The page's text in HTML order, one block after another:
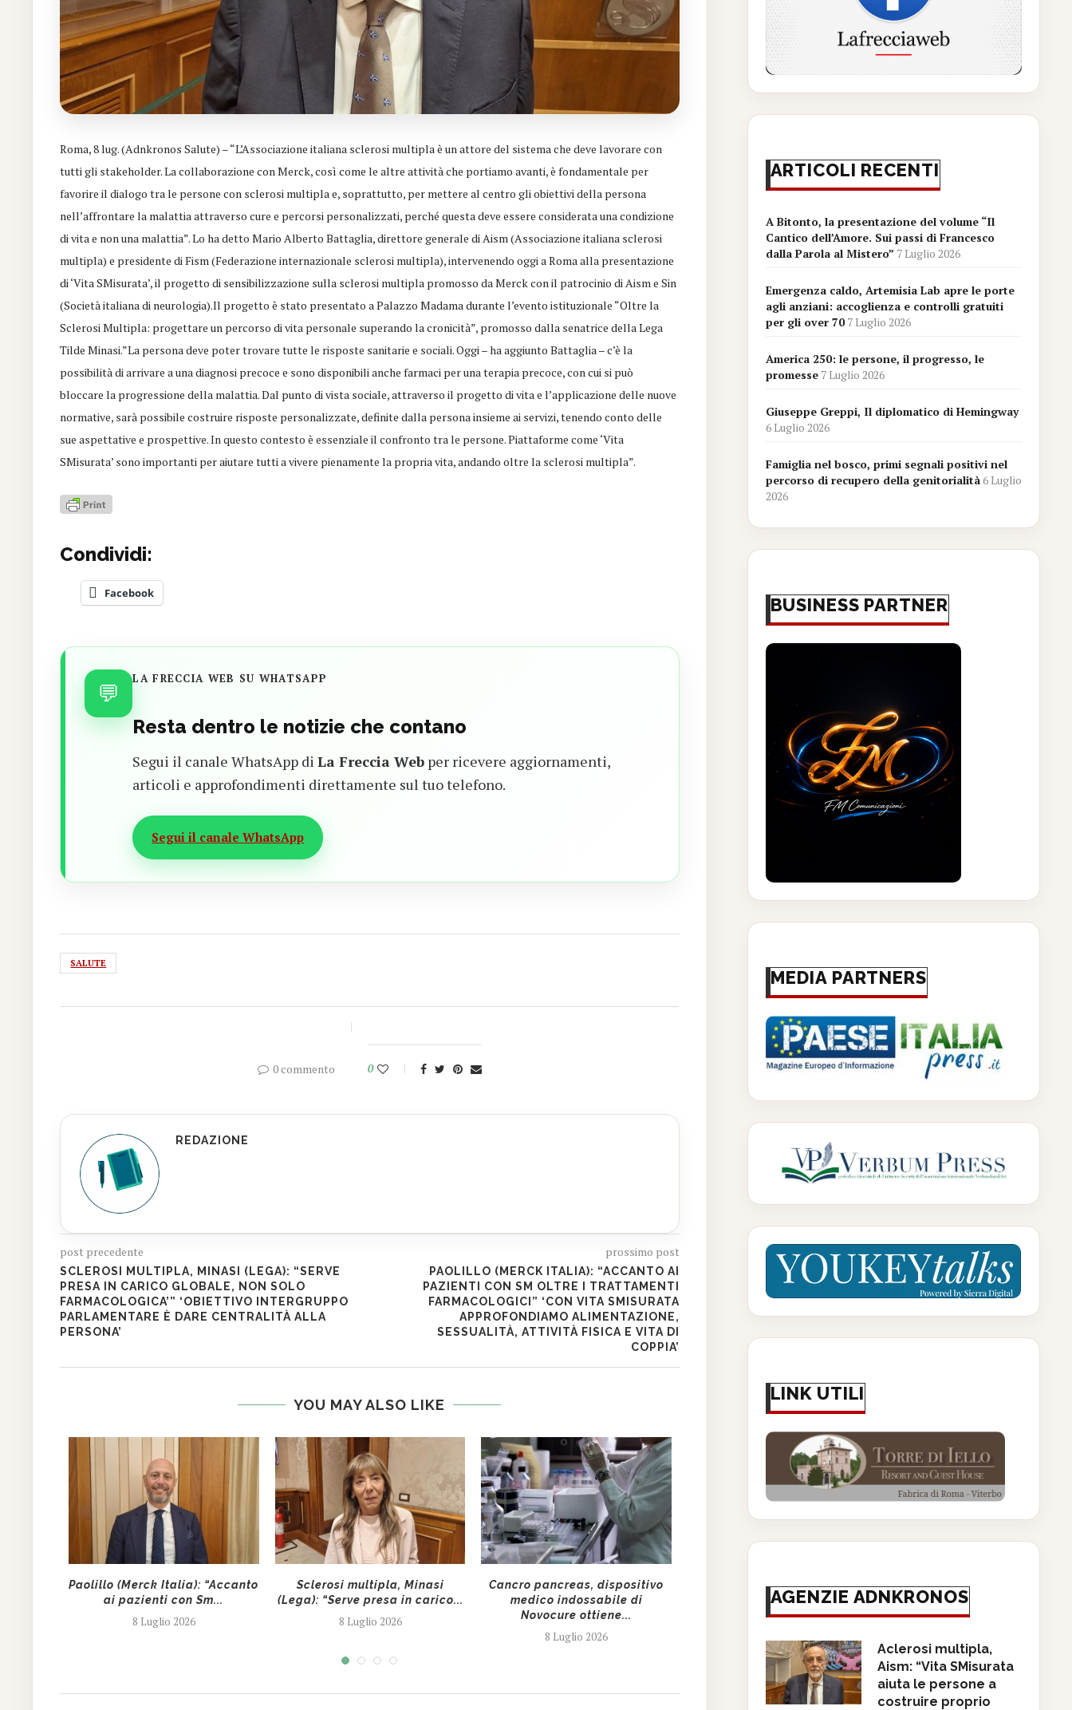
Roma, 8 lug. (Adnkronos Salute) – “L’Associazione italiana sclerosi multipla è un attore del sistema che deve lavorare con
tutti gli stakeholder. La collaborazione con Merck, così come le altre attività che portiamo avanti, è fondamentale per
favorire il dialogo tra le persone con sclerosi multipla e, soprattutto, per mettere al centro gli obiettivi della persona
nell’affrontare la malattia attraverso cure e percorsi personalizzati, perché questa deve essere considerata una condizione
di vita e non una malattia”. Lo ha detto Mario Alberto Battaglia, direttore generale di Aism (Associazione italiana sclerosi
multipla) e presidente di Fism (Federazione internazionale sclerosi multipla), intervenendo oggi a Roma alla presentazione
di ‘Vita SMisurata’, il progetto di sensibilizzazione sulla sclerosi multipla promosso da Merck con il patrocinio di Aism e Sin
(Società italiana di neurologia).Il progetto è stato presentato a Palazzo Madama durante l’evento istituzionale “Oltre la
Sclerosi Multipla: progettare un percorso di vita personale superando la cronicità”, promosso dalla senatrice della Lega
Tilde Minasi.”La persona deve poter trovare tutte le risposte sanitarie e sociali. Oggi – ha aggiunto Battaglia – c’è la
possibilità di arrivare a una diagnosi precoce e sono disponibili anche farmaci per una terapia precoce, con cui si può
bloccare la progressione della malattia. Dal punto di vista sociale, attraverso il progetto di vita e l’applicazione delle nuove
normative, sarà possibile costruire risposte personalizzate, definite dalla persona insieme ai servizi, tenendo conto delle
sue aspettative e prospettive. In questo contesto è essenziale il confronto tra le persone. Piattaforme come ‘Vita
SMisurata’ sono importanti per aiutare tutti a vivere pienamente la propria vita, andando oltre la sclerosi multipla”.
Condividi:
Facebook
💬 LA FRECCIA WEB SU WHATSAPP
Resta dentro le notizie che contano
Segui il canale WhatsApp diLa Freccia Web per ricevere aggiornamenti,
articoli e approfondimenti direttamente sul tuo telefono.
Segui il canale WhatsApp
SALUTE
0 commento 0
REDAZIONE
post precedente
SCLEROSI MULTIPLA, MINASI (LEGA): “SERVE
PRESA IN CARICO GLOBALE, NON SOLO
FARMACOLOGICA’” ‘OBIETTIVO INTERGRUPPO
PARLAMENTARE È DARE CENTRALITÀ ALLA
PERSONA’
prossimo post
PAOLILLO (MERCK ITALIA): “ACCANTO AI
PAZIENTI CON SM OLTRE I TRATTAMENTI
FARMACOLOGICI” ‘CON VITA SMISURATA
APPROFONDIAMO ALIMENTAZIONE,
SESSUALITÀ, ATTIVITÀ FISICA E VITA DI
COPPIA’
YOU MAY ALSO LIKE
Paolillo (Merck Italia): “Accanto
ai pazienti con Sm...
8 Luglio 2026
Sclerosi multipla, Minasi
(Lega): “Serve presa in carico...
8 Luglio 2026
Cancro pancreas, dispositivo
medico indossabile di
Novocure ottiene...
8 Luglio 2026
Salute, nasce ‘Vita SMisurata’,
prima piattaforma digitale
per...
Persone, solidarietà e
ambiente: il Bilancio di
sostenibilità...
ARTICOLI RECENTI
A Bitonto, la presentazione del volume “Il
Cantico dell’Amore. Sui passi di Francesco
dalla Parola al Mistero” 7 Luglio 2026
Emergenza caldo, Artemisia Lab apre le porte
agli anziani: accoglienza e controlli gratuiti
per gli over 70 7 Luglio 2026
America 250: le persone, il progresso, le
promesse 7 Luglio 2026
Giuseppe Greppi, Il diplomatico di Hemingway
6 Luglio 2026
Famiglia nel bosco, primi segnali positivi nel
percorso di recupero della genitorialità6 Luglio
2026
BUSINESS PARTNER
MEDIA PARTNERS
LINK UTILI
AGENZIE ADNKRONOS
Aclerosi multipla,
Aism: “Vita SMisurata
aiuta le persone a
costruire proprio